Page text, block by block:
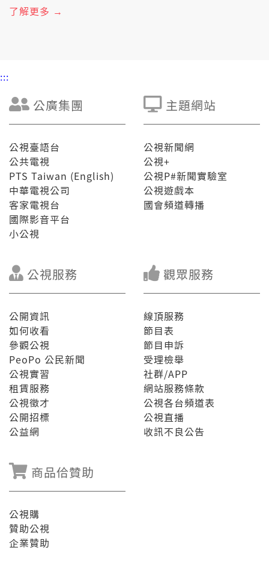
咧，才閣交予清潔隊員，若無照規定行，上重會罰6000
箍。
了解更多 →
:::
公廣集團
公視臺語台
公共電視
PTS Taiwan (English)
中華電視公司
客家電視台
國際影音平台
小公視
主題網站
公視新聞網
公視+
公視P#新聞實驗室
公視遊戲本
國會頻道轉播
公視服務
公開資訊
如何收看
參觀公視
PeoPo 公民新聞
公視實習
租賃服務
公視徵才
公開招標
公益網
觀眾服務
線頂服務
節目表
節目申訴
受理檢舉
社群/APP
網站服務條款
公視各台頻道表
公視直播
收訊不良公告
商品佮贊助
公視購
贊助公視
企業贊助